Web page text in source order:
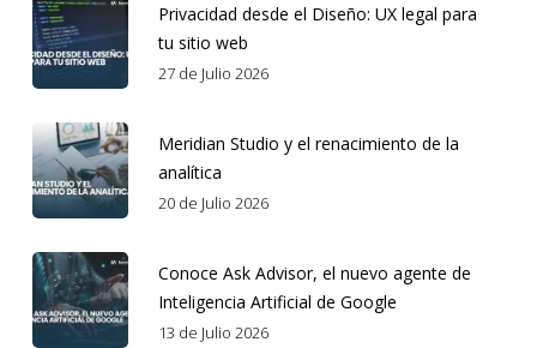
Privacidad desde el Diseño: UX legal para
tu sitio web
27 de Julio 2026
Meridian Studio y el renacimiento de la
analítica
20 de Julio 2026
Conoce Ask Advisor, el nuevo agente de
Inteligencia Artificial de Google
13 de Julio 2026